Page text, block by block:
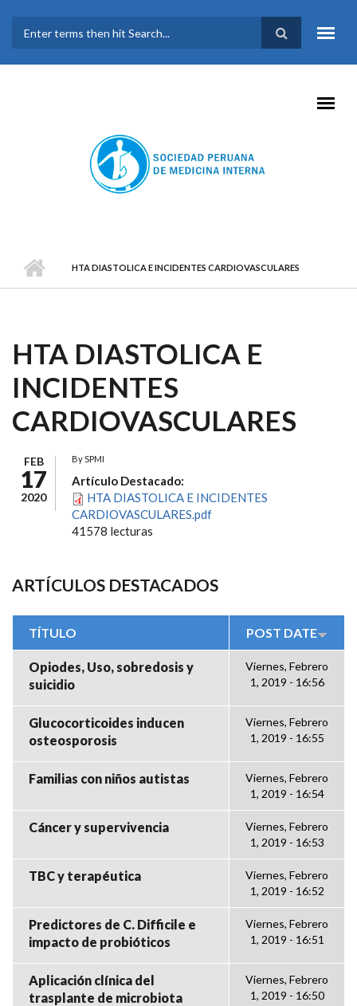
FORMULARIO DE
BÚSQUEDA
HTA DIASTOLICA E INCIDENTES CARDIOVASCULARES
HTA DIASTOLICA E
INCIDENTES
CARDIOVASCULARES
FEB
17
2020
BySPMI
Artículo Destacado:
HTA DIASTOLICA E INCIDENTES
CARDIOVASCULARES.pdf
41578 lecturas
ARTÍCULOS DESTACADOS
TÍTULO POST DATE
Opiodes, Uso, sobredosis y
suicidio
Viernes, Febrero
1, 2019 - 16:56
Glucocorticoides inducen
osteosporosis
Viernes, Febrero
1, 2019 - 16:55
Familias con niños autistas
Viernes, Febrero
1, 2019 - 16:54
Cáncer y supervivencia
Viernes, Febrero
1, 2019 - 16:53
TBC y terapéutica
Viernes, Febrero
1, 2019 - 16:52
Predictores de C. Difficile e
impacto de probióticos
Viernes, Febrero
1, 2019 - 16:51
Aplicación clínica del
trasplante de microbiota
Viernes, Febrero
1, 2019 - 16:50